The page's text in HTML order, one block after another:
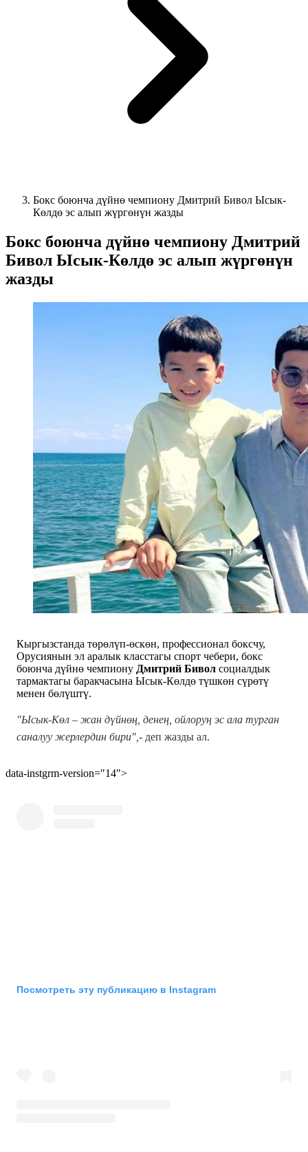
Бокс боюнча дүйнө чемпиону Дмитрий Бивол Ысык-
Көлдө эс алып жүргөнүн жазды
Бокс боюнча дүйнө чемпиону Дмитрий
Бивол Ысык-Көлдө эс алып жүргөнүн
жазды
Кыргызстанда төрөлүп-өскөн, профессионал боксчу,
Орусиянын эл аралык класстагы спорт чебери, бокс
боюнча дүйнө чемпиону Дмитрий Бивол социалдык
тармактагы баракчасына Ысык-Көлдө түшкөн сүрөтү
менен бөлүштү.
"Ысык-Көл – жан дүйнөң, денең, ойлоруң эс ала турган
саналуу жерлердин бири",- деп жазды ал.
data-instgrm-version="14">
Посмотреть эту публикацию в Instagram